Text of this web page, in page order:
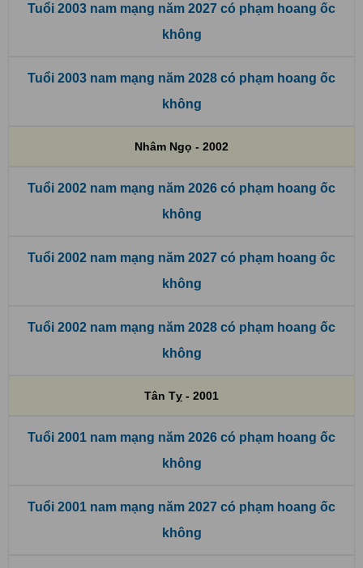
Tuổi 2003 nam mạng năm 2027 có phạm hoang ốc
không
Tuổi 2003 nam mạng năm 2028 có phạm hoang ốc
không
Nhâm Ngọ - 2002
Tuổi 2002 nam mạng năm 2026 có phạm hoang ốc
không
Tuổi 2002 nam mạng năm 2027 có phạm hoang ốc
không
Tuổi 2002 nam mạng năm 2028 có phạm hoang ốc
không
Tân Tỵ - 2001
Tuổi 2001 nam mạng năm 2026 có phạm hoang ốc
không
Tuổi 2001 nam mạng năm 2027 có phạm hoang ốc
không